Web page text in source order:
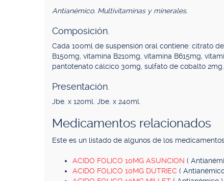
Antianémico. Multivitaminas y minerales.
Composición.
Cada 100ml de suspensión oral contiene: citrato
B150mg, vitamina B210mg, vitamina B615mg,
pantotenato cálcico 30mg, sulfato de cobalto 2mg.
Presentación.
Jbe. x 120ml. Jbe. x 240ml.
Medicamentos relacionados
Este es un listado de algunos de los
ACIDO FOLICO 10MG ASUNCION (
ACIDO FOLICO 10MG DUTRIEC (